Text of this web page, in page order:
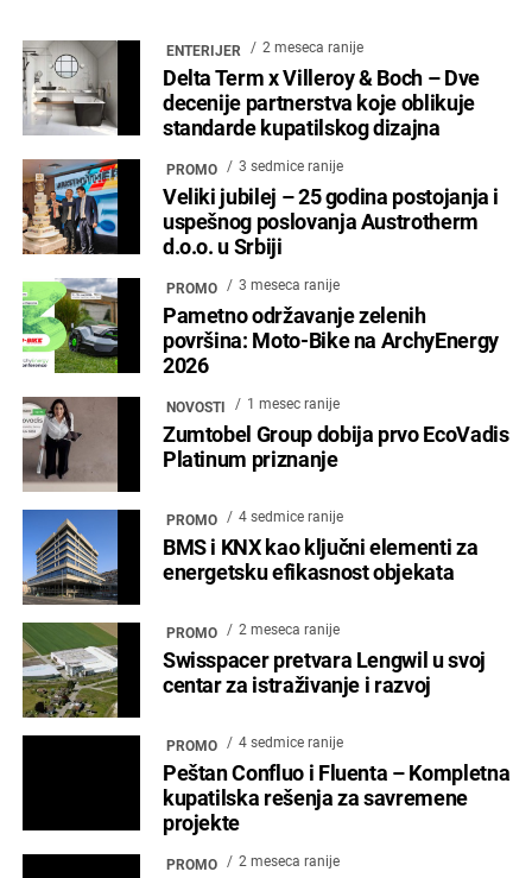
ENTERIJER 2 meseca ranije
Delta Term x Villeroy & Boch – Dve
decenije partnerstva koje oblikuje
standarde kupatilskog dizajna
PROMO 3 sedmice ranije
Veliki jubilej – 25 godina postojanja i
uspešnog poslovanja Austrotherm
d.o.o. u Srbiji
PROMO 3 meseca ranije
Pametno održavanje zelenih
površina: Moto-Bike na ArchyEnergy
2026
NOVOSTI 1 mesec ranije
Zumtobel Group dobija prvo EcoVadis
Platinum priznanje
PROMO 4 sedmice ranije
BMS i KNX kao ključni elementi za
energetsku efikasnost objekata
PROMO 2 meseca ranije
Swisspacer pretvara Lengwil u svoj
centar za istraživanje i razvoj
PROMO 4 sedmice ranije
Peštan Confluo i Fluenta – Kompletna
kupatilska rešenja za savremene
projekte
PROMO 2 meseca ranije